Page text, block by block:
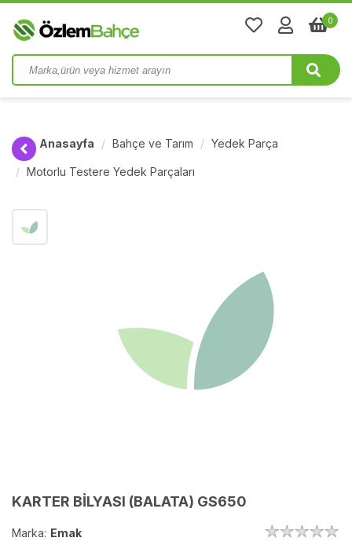
0
Anasayfa Bahçe ve Tarım Yedek Parça
Motorlu Testere Yedek Parçaları
KARTER BİLYASI (BALATA) GS650
Marka: Emak